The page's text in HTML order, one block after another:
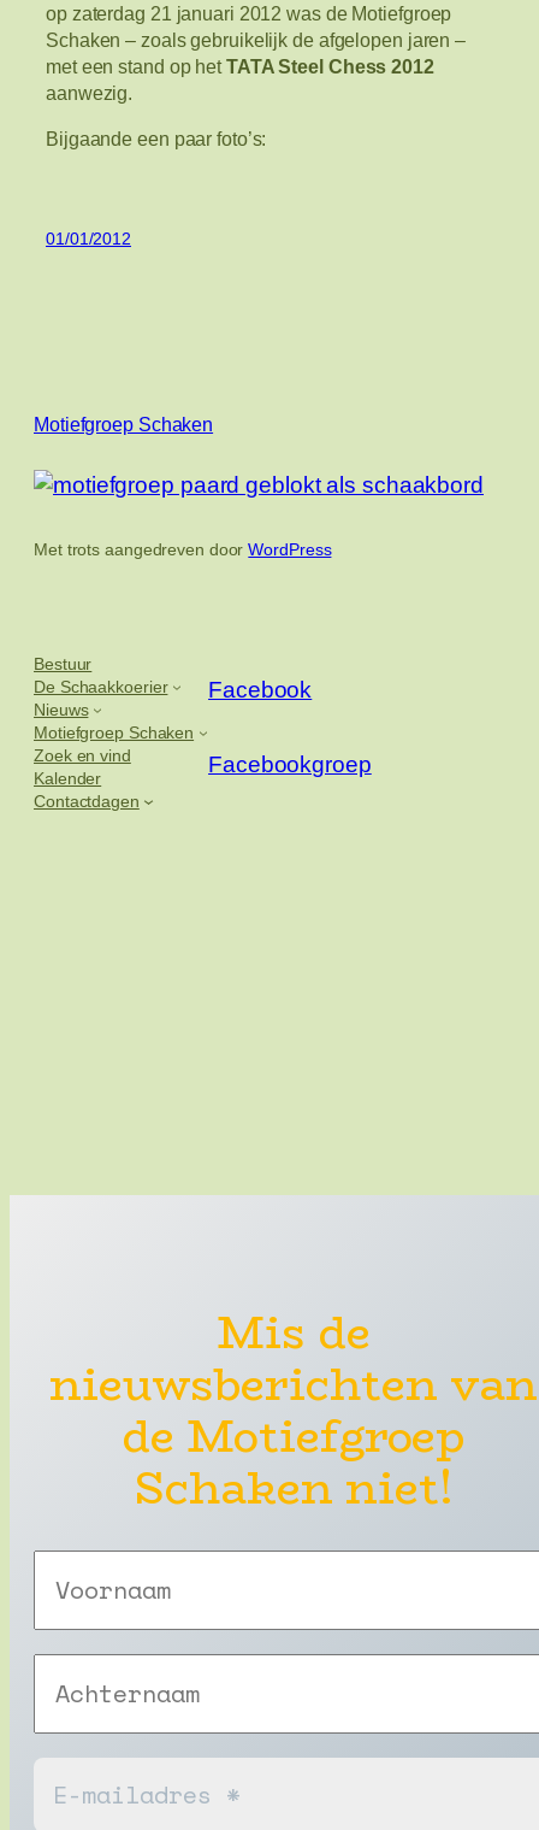
op zaterdag 21 januari 2012 was de Motiefgroep
Schaken – zoals gebruikelijk de afgelopen jaren –
met een stand op hetTATA Steel Chess 2012
aanwezig.
Bijgaande een paar foto’s:
01/01/2012
Motiefgroep Schaken
Met trots aangedreven doorWordPress
Bestuur
De Schaakkoerier
Nieuws
Motiefgroep Schaken
Zoek en vind
Kalender
Contactdagen
Facebook
Facebookgroep
Mis de
nieuwsberichten van
de Motiefgroep
Schaken niet!